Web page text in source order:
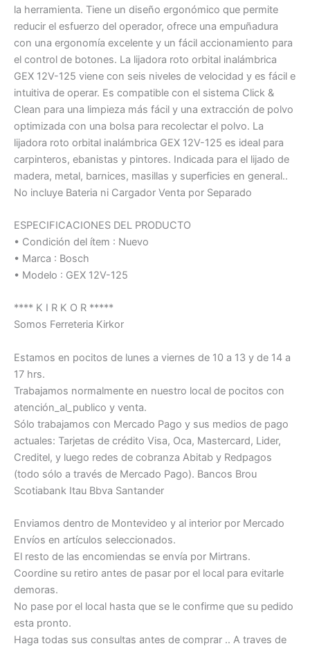
la herramienta. Tiene un diseño ergonómico que permite
reducir el esfuerzo del operador, ofrece una empuñadura
con una ergonomía excelente y un fácil accionamiento para
el control de botones. La lijadora roto orbital inalámbrica
GEX 12V-125 viene con seis niveles de velocidad y es fácil e
intuitiva de operar. Es compatible con el sistema Click &
Clean para una limpieza más fácil y una extracción de polvo
optimizada con una bolsa para recolectar el polvo. La
lijadora roto orbital inalámbrica GEX 12V-125 es ideal para
carpinteros, ebanistas y pintores. Indicada para el lijado de
madera, metal, barnices, masillas y superficies en general..
No incluye Bateria ni Cargador Venta por Separado
ESPECIFICACIONES DEL PRODUCTO
• Condición del ítem : Nuevo
• Marca : Bosch
• Modelo : GEX 12V-125
**** K I R K O R *****
Somos Ferreteria Kirkor
Estamos en pocitos de lunes a viernes de 10 a 13 y de 14 a
17 hrs.
Trabajamos normalmente en nuestro local de pocitos con
atención_al_publico y venta.
Sólo trabajamos con Mercado Pago y sus medios de pago
actuales: Tarjetas de crédito Visa, Oca, Mastercard, Lider,
Creditel, y luego redes de cobranza Abitab y Redpagos
(todo sólo a través de Mercado Pago). Bancos Brou
Scotiabank Itau Bbva Santander
Enviamos dentro de Montevideo y al interior por Mercado
Envíos en artículos seleccionados.
El resto de las encomiendas se envía por Mirtrans.
Coordine su retiro antes de pasar por el local para evitarle
demoras.
No pase por el local hasta que se le confirme que su pedido
esta pronto.
Haga todas sus consultas antes de comprar .. A traves de